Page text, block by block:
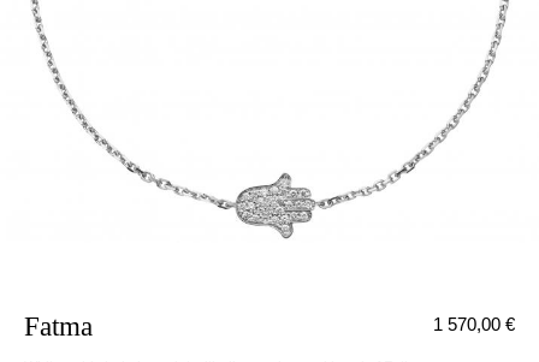
Fatma 1 570,00 €